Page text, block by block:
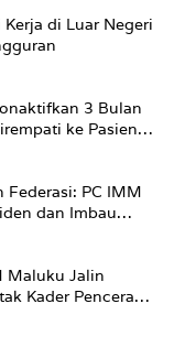
di Luar Negeri
3 Bulan
ke Pasien
Federasi: PC IMM
dan Imbau
Putih Di
Maluku Jalin
Kader Pencerah
dari Kampus”